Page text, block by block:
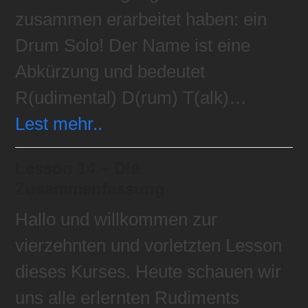
zusammen erarbeitet haben: ein
Drum Solo! Der Name ist eine
Abkürzung und bedeutet
R(udimental) D(rum) T(alk)…
Lest mehr..
Hallo und willkommen zur
vierzehnten und vorletzten Lesson
dieses Kurses. Heute schauen wir
uns alle erlernten Rudiments